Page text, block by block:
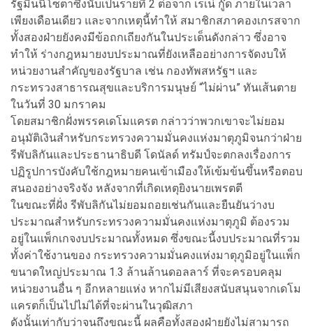
รัฐมินนิโซตาซึ่งนับเป็นรายที่ 2 ต่อจาก เรเน่ กู๊ด ภายในเวลา
เพียงเดือนเดียว และจากเหตุนี้ทำให้ สมาชิกสภาคองเกรสจาก
ทั้งสองฝ่ายยังคงมีข้อถกเถียงกันในประเด็นดังกล่าว ซึ่งอาจ
ทำให้ ร่างกฎหมายงบประมาณที่ยังเหลืออย่างการจัดงบให้
หน่วยงานสำคัญของรัฐบาล เช่น กองทัพสหรัฐฯ และ
กระทรวงสาธารณสุขและบริการมนุษย์ “ไม่ผ่าน” ทันเส้นตาย
ในวันที่ 30 มกราคม
โดยสมาชิกฝั่งพรรคเดโมแครต กล่าวว่าพวกเขาจะไม่ยอม
อนุมัติเงินสำหรับกระทรวงความมั่นคงแห่งมาตุภูมิจนกว่าฝ่าย
รีพับลิกันและประธานาธิบดี โดนัลด์ ทรัมป์จะตกลงเรื่องการ
ปฏิรูปการบังคับใช้กฎหมายคนเข้าเมืองให้เข้มข้นขึ้นหรือตอบ
สนองอย่างจริงจัง หลังจากที่เกิดเหตุยิงนายเพรตตี
ในขณะที่ฝั่ง รีพับลิกันไม่ยอมถอยเช่นกันและยืนยันว่างบ
ประมาณสำหรับกระทรวงความมั่นคงแห่งมาตุภูมิ ต้องรวม
อยู่ในแพ็กเกจงบประมาณทั้งหมด ซึ่งขณะนี้งบประมาณที่รวม
ทั้งค่าใช้งานของ กระทรวงความมั่นคงแห่งมาตุภูมิอยู่ในแพ็ก
ขนาดใหญ่ประมาณ 1.3 ล้านล้านดอลลาร์ ที่จะครอบคลุม
หน่วยงานอื่น ๆ อีกหลายแห่ง หากไม่มีเสียงสนับสนุนจากเดโม
แครตก็เป็นไปไม่ได้ที่จะผ่านในวุฒิสภา
ดังนั้นเท่ากับว่าจนถึงขณะนี้ ผลคือทั้งสองฝ่ายยังไม่สามารถ